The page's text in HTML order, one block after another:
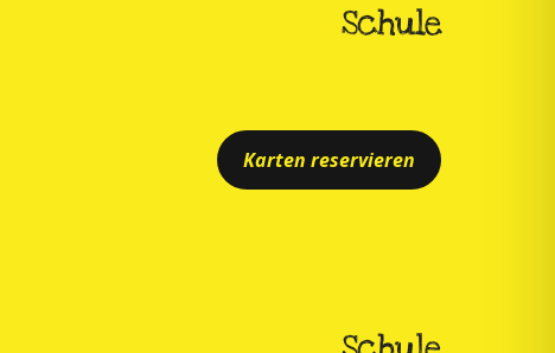
Schule
Karten reservieren